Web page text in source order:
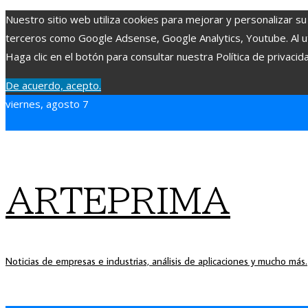
Nuestro sitio web utiliza cookies para mejorar y personalizar
terceros como Google Adsense, Google Analytics, Youtube.
Haga clic en el botón para consultar nuestra Política de
De acuerdo, acepto.
viernes, agosto 7
ARTEPRIMA
Noticias de empresas e industrias, análisis de aplicaciones y mucho más.